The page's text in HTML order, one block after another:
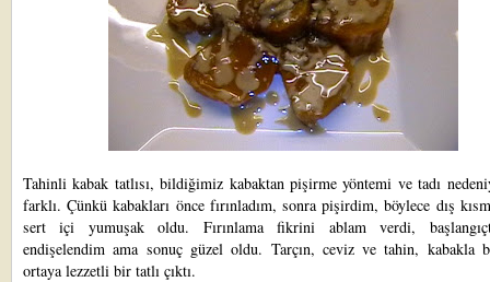
Tahinli kabak tatlısı, bildiğimiz kabaktan pişirme yöntemi ve tadı
farklı. Çünkü kabakları önce fırınladım, sonra pişirdim, böylece dış
sert içi yumuşak oldu. Fırınlama fikrini ablam verdi,
endişelendim ama sonuç güzel oldu. Tarçın, ceviz ve tahin, kabakla
ortaya lezzetli bir tatlı çıktı.